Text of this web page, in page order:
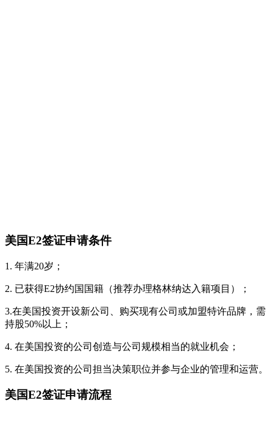
美国E2签证申请条件
1. 年满20岁；
2. 已获得E2协约国国籍（推荐办理格林纳达入籍项目）；
3.在美国投资开设新公司、购买现有公司或加盟特许品牌，需
持股50%以上；
4. 在美国投资的公司创造与公司规模相当的就业机会；
5. 在美国投资的公司担当决策职位并参与企业的管理和运营。
美国E2签证申请流程